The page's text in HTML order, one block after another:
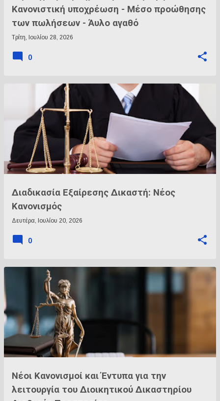
Κανονιστική υποχρέωση - Μέσο προώθησης
των πωλήσεων - Άυλο αγαθό
Τρίτη, Ιουλίου 28, 2026
0
Διαδικασία Εξαίρεσης Δικαστή: Νέος
Κανονισμός
Δευτέρα, Ιουλίου 20, 2026
0
Νέοι Κανονισμοί και Έντυπα για την
λειτουργία του Διοικητικού Δικαστηρίου